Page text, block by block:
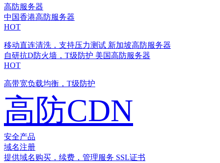
高防服务器
中国香港高防服务器
HOT
移动直连清洗，支持压力测试 新加坡高防服务器
自研抗D防火墙，T级防护 美国高防服务器
HOT
高带宽负载均衡，T级防护
高防CDN
安全产品
域名注册
提供域名购买，续费，管理服务 SSL证书